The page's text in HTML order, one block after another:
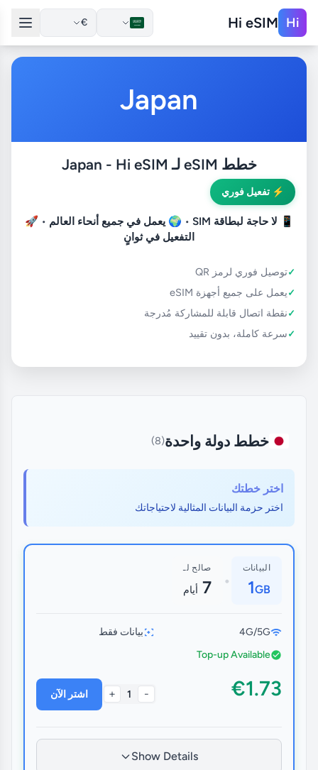
Hi
Hi eSIM
€
Japan
خطط eSIM لـ Japan - Hi eSIM
⚡ تفعيل فوري
📱 لا حاجة لبطاقة SIM • 🌍يعمل في جميع أنحاء العالم • 🚀
التفعيل في ثوانٍ
توصيل فوري لرمز QR
يعمل على جميع أجهزة eSIM
نقطة اتصال قابلة للمشاركة مُدرجة
سرعة كاملة، بدون تقييد
خطط دولة واحدة(8)
اختر خطتك
اختر حزمة البيانات المثالية لاحتياجاتك
البيانات
1GB
•
صالح لـ
7 أيام
4G/5G
بيانات فقط
Top-up Available
€1.73
-
1
+ اشتر الآن
Show Details